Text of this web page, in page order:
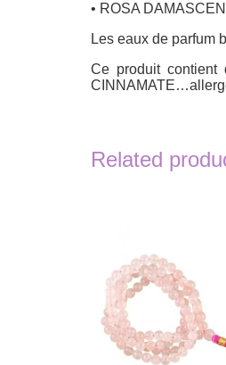
• ROSA
Les eaux de parfum
Ce produit contient
Related